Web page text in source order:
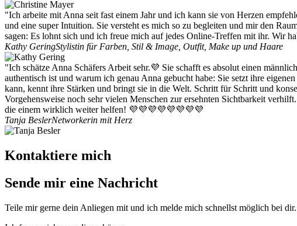
"Ich arbeite mit Anna seit fast einem Jahr und ich kann sie von Herzen
und eine super Intuition. Sie versteht es mich so zu begleiten und mir den
sagen: Es lohnt sich und ich freue mich auf jedes Online-Treffen mit ihr. Wir
Kathy GeringStylistin für Farben, Stil & Image, Outfit, Make up und Haare
"Ich schätze Anna Schäfers Arbeit sehr.💜 Sie schafft es absolut einen
authentisch ist und warum ich genau Anna gebucht habe: Sie setzt ihre
kann, kennt ihre Stärken und bringt sie in die Welt. Schritt für Schritt und
Vorgehensweise noch sehr vielen Menschen zur ersehnten Sichtbarkeit
die einem wirklich weiter helfen! 💜💜💜💜💜💜💜💜
Tanja BeslerNetworkerin mit Herz
Kontaktiere mich
Sende mir eine Nachricht
Teile mir gerne dein Anliegen mit und ich melde mich schnellst möglich bei dir.